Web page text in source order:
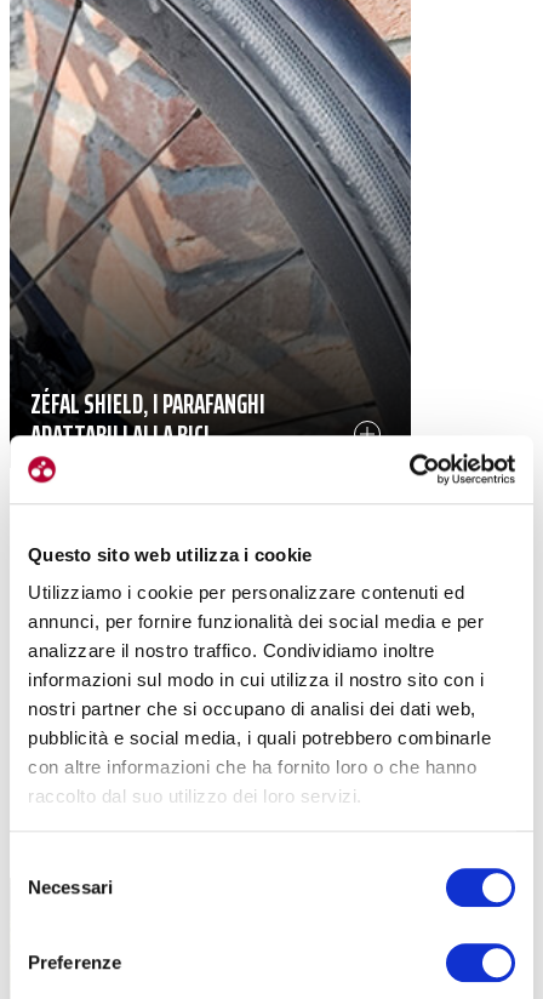
Questo sito web utilizza i cookie
Utilizziamo i cookie per personalizzare contenuti ed
annunci, per fornire funzionalità dei social media e per
analizzare il nostro traffico. Condividiamo inoltre
informazioni sul modo in cui utilizza il nostro sito con i
nostri partner che si occupano di analisi dei dati web,
pubblicità e social media, i quali potrebbero combinarle
con altre informazioni che ha fornito loro o che hanno
raccolto dal suo utilizzo dei loro servizi.
delNecessari
Preferenze
ZÉFAL SHIELD, I PARAFANGHI
ADATTABILI ALLA BICI
TUTTE LE CATEGORIE DEL MAGAZINE